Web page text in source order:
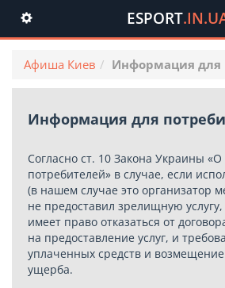
Toggle
navigation
ESPORT
Афиша Киев Информация для
Информация для
Согласно ст. 10 Закона Украины
потребителей» в случае, если
(в нашем случае это организатор
не предоставил зрелищную
имеет право отказаться от
на предоставление услуг, и
уплаченных средств и
ущерба.